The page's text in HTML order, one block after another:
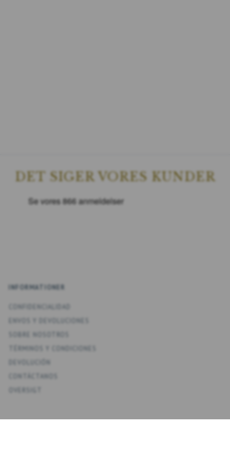
DET SIGER VORES KUNDER
INFORMATIONER
CONFIDENCIALIDAD
TÉRMINOS Y CONDICIONES
CONTÁCTANOS